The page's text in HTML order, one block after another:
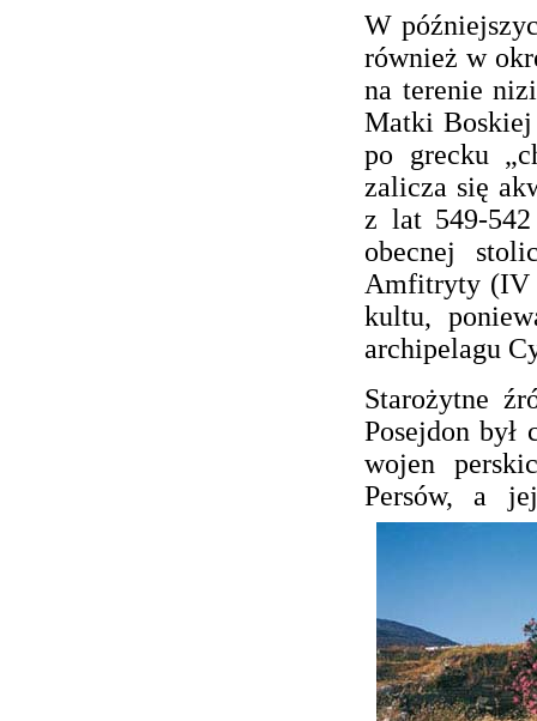
W
również w
na terenie
Matki Boskiej
po grecku
zalicza się
z lat 549-
obecnej
Amfitryty (IV
kultu,
archipelagu
Starożytne
Posejdon był
wojen
Persów, a